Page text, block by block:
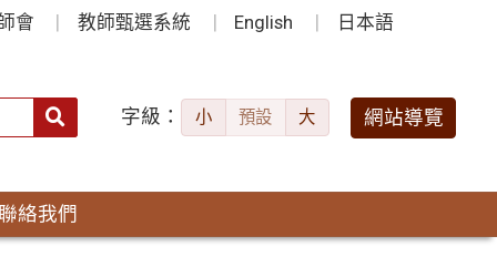
會 教師甄選系統 English 日本語
字級： 小 預設 大 網站導覽
絡我們